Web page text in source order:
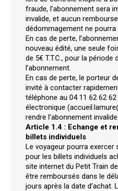
fraude, l’abonnement sera
invalide, et aucun
dédommagement ne pourra
En cas de perte,
nouveau édité, une seule
de 5€ T.T.C., pour la
l’abonnement.
En cas de perte, le porteur
invité à contacter
téléphone au 04 11 62 62
électronique
rendre l’abonnement invalide.
Article 1.4 : Echange et
billets individuels
Le voyageur pourra
pour les billets individuels
site internet du Petit Train
être remboursés dans le
jours après la date d’achat.